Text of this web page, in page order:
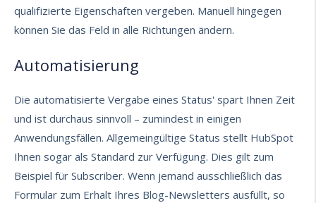
qualifizierte Eigenschaften vergeben. Manuell hingegen
können Sie das Feld in alle Richtungen ändern.
Automatisierung
Die automatisierte Vergabe eines Status' spart Ihnen Zeit
und ist durchaus sinnvoll – zumindest in einigen
Anwendungsfällen. Allgemeingültige Status stellt HubSpot
Ihnen sogar als Standard zur Verfügung. Dies gilt zum
Beispiel für Subscriber. Wenn jemand ausschließlich das
Formular zum Erhalt Ihres Blog-Newsletters ausfüllt, so